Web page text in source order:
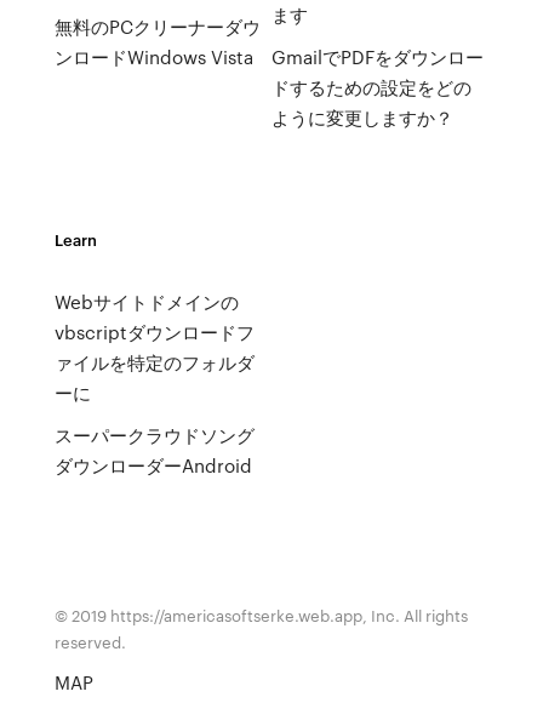
無料のPCクリーナーダウ
ンロードWindows Vista
ます
GmailでPDFをダウンロー
ドするための設定をどの
ように変更しますか？
Learn
Webサイトドメインの
vbscriptダウンロードフ
ァイルを特定のフォルダ
ーに
スーパークラウドソング
ダウンローダーAndroid
© 2019 https://americasoftserke.web.app, Inc. All rights
reserved.
MAP